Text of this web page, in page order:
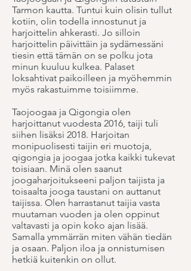
Tarmon kautta. Tuntui kuin olisin tullut
kotiin, olin todella innostunut ja
harjoittelin ahkerasti. Jo silloin
harjoittelin päivittäin ja sydämessäni
tiesin että tämän on se polku jota
minun kuuluu kulkea. Palaset
loksahtivat paikoilleen ja myöhemmin
myös rakastuimme toisiimme.
Taojoogaa ja Qigongia olen
harjoittanut vuodesta 2016, taiji tuli
siihen lisäksi 2018. Harjoitan
monipuolisesti taijin eri muotoja,
qigongia ja joogaa jotka kaikki tukevat
toisiaan. Minä olen saanut
joogaharjoitukseeni paljon taijista ja
toisaalta jooga taustani on auttanut
taijissa. Olen harrastanut taijia vasta
muutaman vuoden ja olen oppinut
valtavasti ja opin koko ajan lisää.
Samalla ymmärrän miten vähän tiedän
ja osaan. Paljon iloa ja onnistumisen
hetkiä kuitenkin on ollut.